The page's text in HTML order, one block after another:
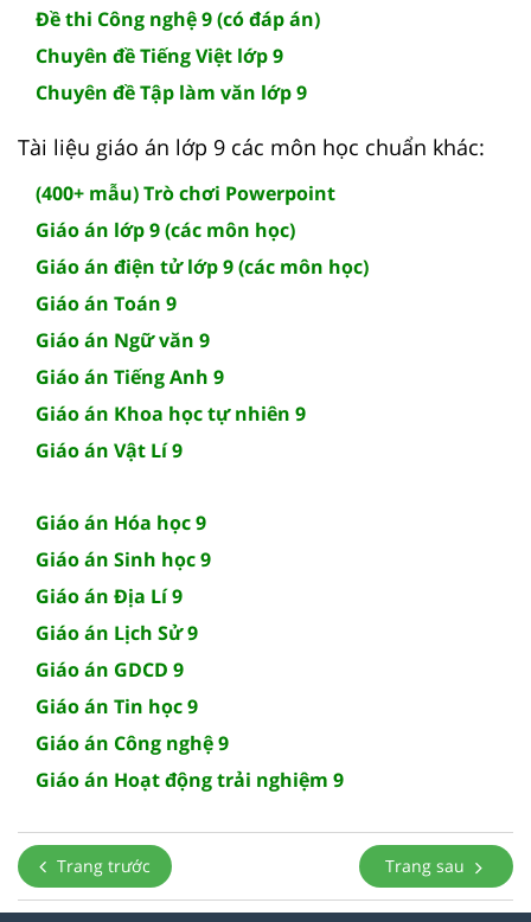
Đề thi Công nghệ 9 (có đáp án)
Chuyên đề Tiếng Việt lớp 9
Chuyên đề Tập làm văn lớp 9
Tài liệu giáo án lớp 9 các môn học chuẩn khác:
(400+ mẫu) Trò chơi Powerpoint
Giáo án lớp 9 (các môn học)
Giáo án điện tử lớp 9 (các môn học)
Giáo án Toán 9
Giáo án Ngữ văn 9
Giáo án Tiếng Anh 9
Giáo án Khoa học tự nhiên 9
Giáo án Vật Lí 9
Giáo án Hóa học 9
Giáo án Sinh học 9
Giáo án Địa Lí 9
Giáo án Lịch Sử 9
Giáo án GDCD 9
Giáo án Tin học 9
Giáo án Công nghệ 9
Giáo án Hoạt động trải nghiệm 9
Trang trước Trang sau